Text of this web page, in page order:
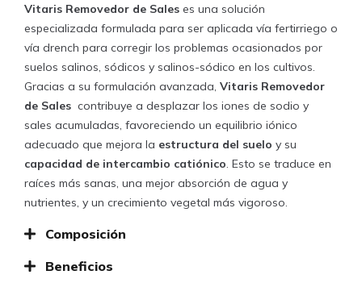
Vitaris Removedor de Sales es una solución
especializada formulada para ser aplicada vía fertirriego o
vía drench para corregir los problemas ocasionados por
suelos salinos, sódicos y salinos-sódico en los cultivos.
Gracias a su formulación avanzada, Vitaris Removedor
de Sales contribuye a desplazar los iones de sodio y
sales acumuladas, favoreciendo un equilibrio iónico
adecuado que mejora la estructura del suelo y su
capacidad de intercambio catiónico. Esto se traduce en
raíces más sanas, una mejor absorción de agua y
nutrientes, y un crecimiento vegetal más vigoroso.
Composición
Beneficios